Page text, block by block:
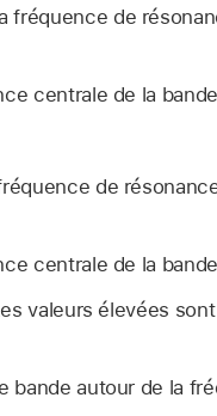
de
centrale de la
de
centrale de la
valeurs élevées
bande autour de la